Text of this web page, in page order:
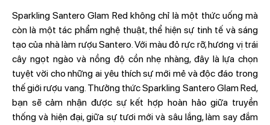
Sparkling Santero Glam Red không chỉ là một thức uống mà
còn là một tác phẩm nghệ thuật, thể hiện sự tinh tế và sáng
tạo của nhà làm rượu Santero. Với màu đỏ rực rỡ, hương vị trái
cây ngọt ngào và nồng độ cồn nhẹ nhàng, đây là lựa chọn
tuyệt vời cho những ai yêu thích sự mới mẻ và độc đáo trong
thế giới rượu vang. Thưởng thức Sparkling Santero Glam Red,
bạn sẽ cảm nhận được sự kết hợp hoàn hảo giữa truyền
thống và hiện đại, giữa sự tươi mới và sâu lắng, làm say đắm